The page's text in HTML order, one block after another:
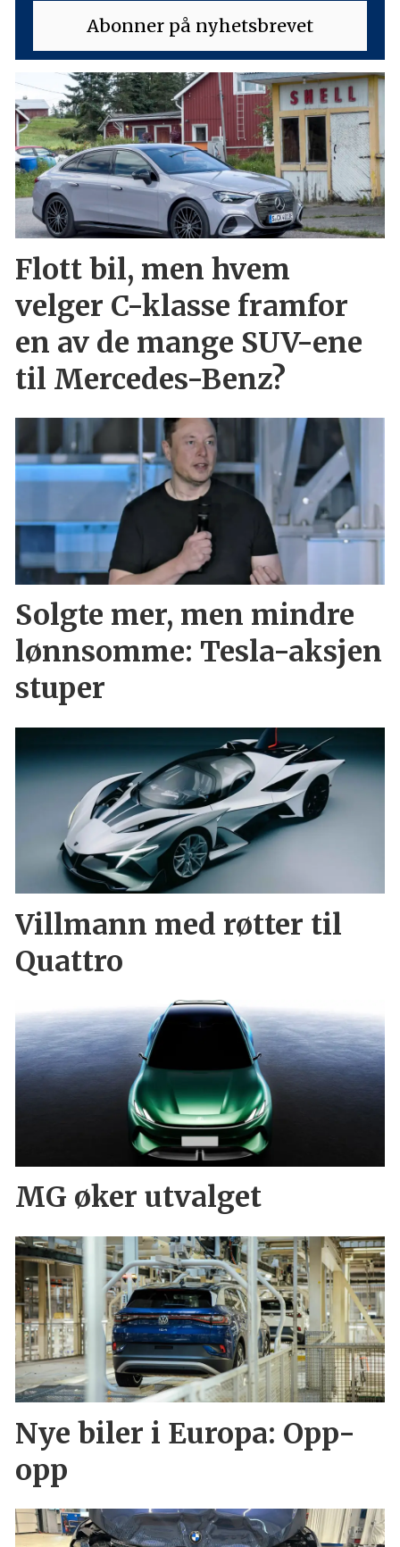
Flott bil, men hvem
velger C-klasse framfor
en av de mange SUV-ene
til Mercedes-Benz?
Solgte mer, men mindre
lønnsomme: Tesla-aksjen
stuper
Villmann med røtter til
Quattro
MG øker utvalget
Nye biler i Europa: Opp-
opp